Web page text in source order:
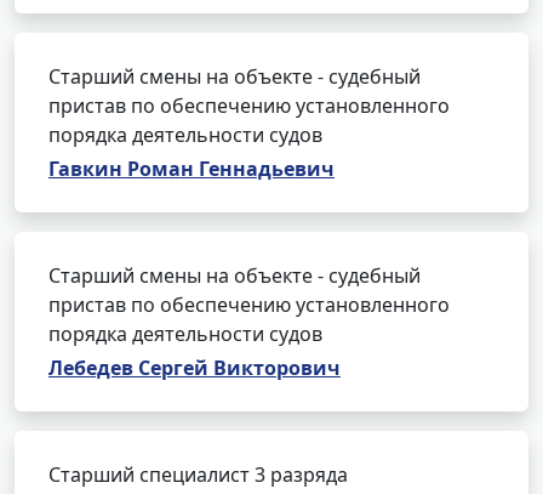
Старший смены на объекте - судебный
пристав по обеспечению установленного
порядка деятельности судов
Гавкин Роман Геннадьевич
Старший смены на объекте - судебный
пристав по обеспечению установленного
порядка деятельности судов
Лебедев Сергей Викторович
Старший специалист 3 разряда